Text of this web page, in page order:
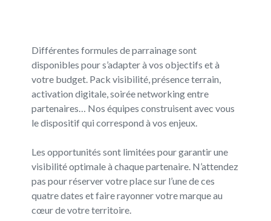
Différentes formules de parrainage sont
disponibles pour s’adapter à vos objectifs et à
votre budget. Pack visibilité, présence terrain,
activation digitale, soirée networking entre
partenaires… Nos équipes construisent avec vous
le dispositif qui correspond à vos enjeux.
Les opportunités sont limitées pour garantir une
visibilité optimale à chaque partenaire. N’attendez
pas pour réserver votre place sur l’une de ces
quatre dates et faire rayonner votre marque au
cœur de votre territoire.